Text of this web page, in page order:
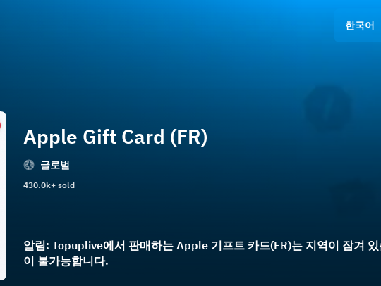
한국어
Apple Gift Card (FR)
글로벌
430.0k+ sold
알림: Topuplive에서 판매하는 Apple 기프트 카드(FR)는 지역이 잠겨
이 불가능합니다.